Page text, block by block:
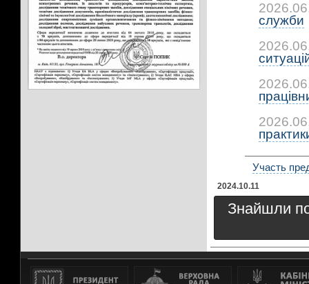
служби
2024.10.11
Участь
Знайшли